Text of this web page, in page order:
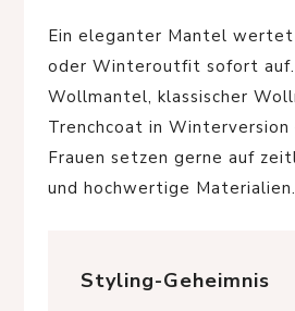
Ein eleganter Mantel
oder Winteroutfit sofort auf.
Wollmantel, klassischer
Trenchcoat in Winterversion
Frauen setzen gerne auf
und hochwertige Materialien.
Styling-Geheimnis